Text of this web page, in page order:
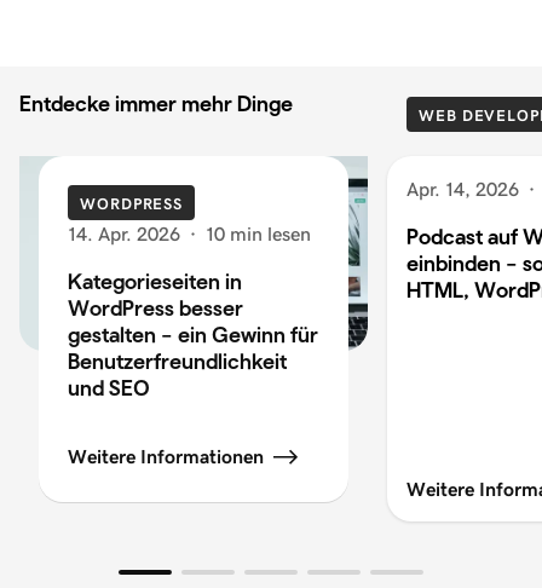
Entdecke immer mehr Dinge
WORDPRESS
14. Apr. 2026 · 10 min lesen
Kategorieseiten in
WordPress besser
gestalten – ein Gewinn für
Benutzerfreundlichkeit
und SEO
Weitere Informationen
WEB
Apr. 14, 2026 ·
Podcast auf
einbinden –
HTML,
Weitere